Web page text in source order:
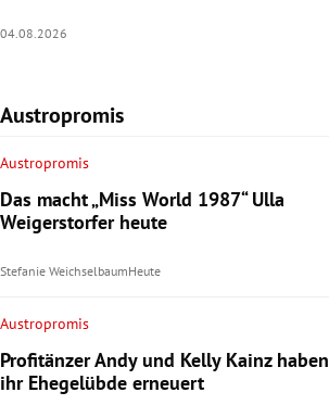
04.08.2026
Austropromis
Austropromis
Das macht „Miss World 1987“ Ulla
Weigerstorfer heute
Stefanie WeichselbaumHeute
Austropromis
Profitänzer Andy und Kelly Kainz haben
ihr Ehegelübde erneuert